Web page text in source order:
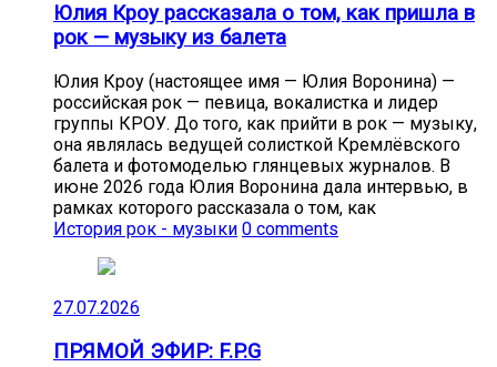
Юлия Кроу рассказала о том, как пришла в
рок — музыку из балета
Юлия Кроу (настоящее имя — Юлия Воронина) —
российская рок — певица, вокалистка и лидер
группы КРОУ. До того, как прийти в рок — музыку,
она являлась ведущей солисткой Кремлёвского
балета и фотомоделью глянцевых журналов. В
июне 2026 года Юлия Воронина дала интервью, в
рамках которого рассказала о том, как
История рок - музыки 0 comments
27.07.2026
ПРЯМОЙ ЭФИР: F.P.G